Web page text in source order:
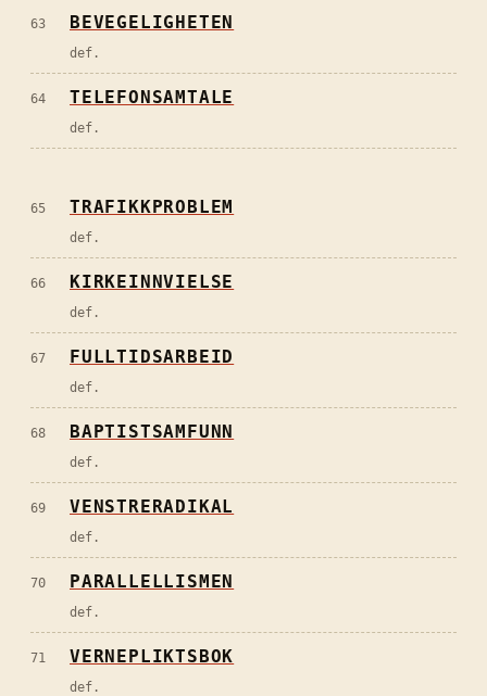
63 BEVEGELIGHETEN
def.
64 TELEFONSAMTALE
def.
65 TRAFIKKPROBLEM
def.
66 KIRKEINNVIELSE
def.
67 FULLTIDSARBEID
def.
68 BAPTISTSAMFUNN
def.
69 VENSTRERADIKAL
def.
70 PARALLELLISMEN
def.
71 VERNEPLIKTSBOK
def.